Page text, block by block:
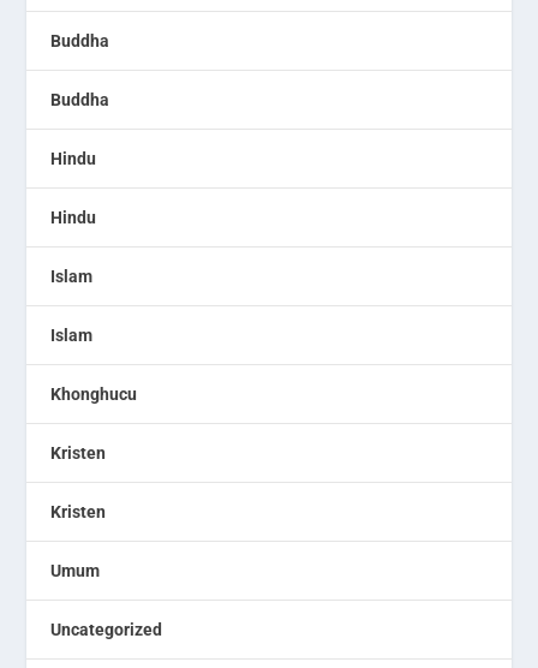
Buddha
Buddha
Hindu
Hindu
Islam
Islam
Khonghucu
Kristen
Kristen
Umum
Uncategorized